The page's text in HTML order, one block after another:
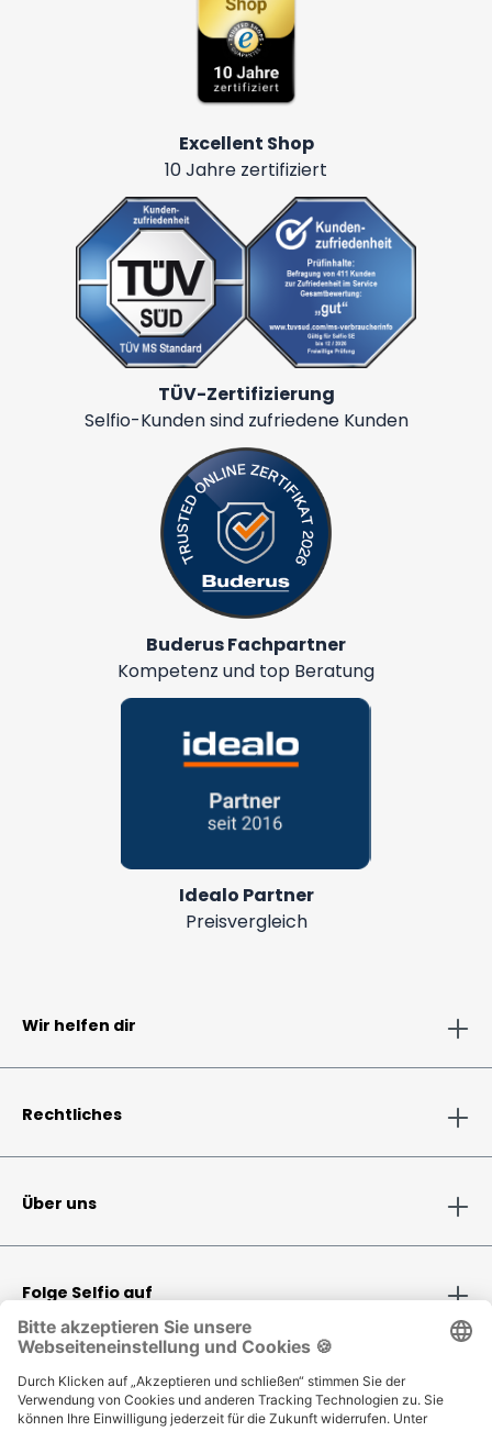
Excellent Shop
10 Jahre zertifiziert
TÜV-Zertifizierung
Selfio-Kunden sind zufriedene Kunden
Buderus Fachpartner
Kompetenz und top Beratung
Idealo Partner
Preisvergleich
Wir helfen dir
Rechtliches
Über uns
Folge Selfio auf
Zahlungsmethoden